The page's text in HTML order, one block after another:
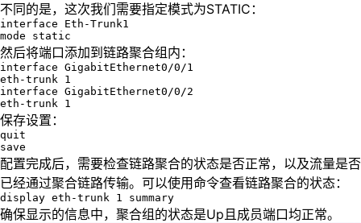
不同的是，这次我们需要指定模式为STATIC：
interface Eth-Trunk1
mode static
然后将端口添加到链路聚合组内：
interface GigabitEthernet0/0/1
eth-trunk 1
interface GigabitEthernet0/0/2
eth-trunk 1
保存设置：
quit
save
配置完成后，需要检查链路聚合的状态是否正常，以及流量是否
已经通过聚合链路传输。可以使用命令查看链路聚合的状态：
display eth-trunk 1 summary
确保显示的信息中，聚合组的状态是Up且成员端口均正常。